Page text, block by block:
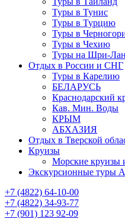
Туры в Тунис
Туры в Турцию
Туры в
Туры в Чехию
Туры на Шри-
Отдых в России и СНГ
Туры в Карелию
БЕЛАРУСЬ
Краснодарский
Кав. Мин. Воды
КРЫМ
АБХАЗИЯ
Отдых в Тверской
Круизы
Морские круизы
Экскурсионные
‪+7 (4822) 64-10-00
+7 (4822) 34-93-77
+7 (901) 123 92-09